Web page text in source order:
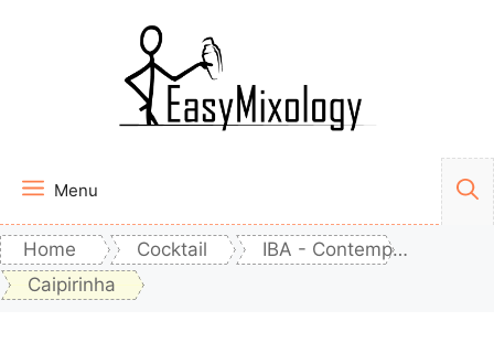
Menu
Home Cocktail
IBA - Contemporary Classics
Caipirinha